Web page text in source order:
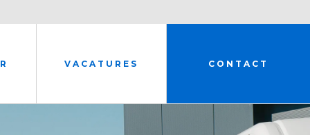
VACATURES CONTACT